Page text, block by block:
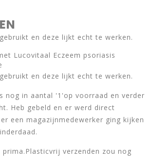
en deze lijkt echt te werken.
Lucovitaal Eczeem psoriasis
en deze lijkt echt te werken.
nog in aantal '1'op voorraad en verder
Heb gebeld en er werd direct
een magazijnmedewerker ging kijken
prima.Plasticvrij verzenden zou nog